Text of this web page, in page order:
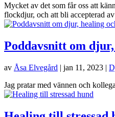
Mycket av det som får oss att
flockdjur, och att bli accepterad
Poddavsnitt om
av Åsa Elvegård | jan 11, 2023 |
Jag pratar med vännen och